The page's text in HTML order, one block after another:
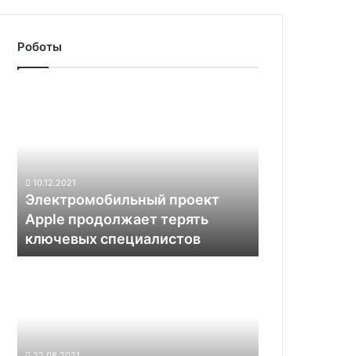
Роботы
специалистов
10.12.2021
Электромобильный проект
Apple продолжает терять
ключевых специалистов